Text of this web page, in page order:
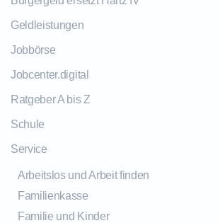
Geldleistungen
Jobbörse
Jobcenter.digital
Ratgeber A bis Z
Schule
Service
Arbeitslos und Arbeit finden
Familienkasse
Familie und Kinder